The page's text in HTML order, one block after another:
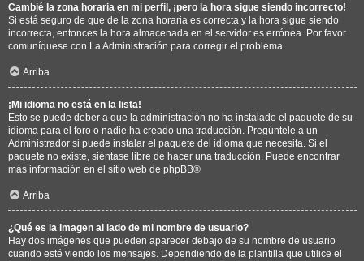
Cambié la zona horaria en mi perfil, ¡pero la hora sigue siendo incorrecto!
Si está seguro de que de la zona horaria es correcta y la hora sigue siendo
incorrecta, entonces la hora almacenada en el servidor es errónea. Por favor
comuníquese con La Administración para corregir el problema.
Arriba
¡Mi idioma no está en la lista!
Esto se puede deber a que la administración no ha instalado el paquete de su
idioma para el foro o nadie ha creado una traducción. Pregúntele a un
Administrador si puede instalar el paquete del idioma que necesita. Si el
paquete no existe, siéntase libre de hacer una traducción. Puede encontrar
más información en el sitio web de phpBB®
Arriba
¿Qué es la imagen al lado de mi nombre de usuario?
Hay dos imágenes que pueden aparecer debajo de su nombre de usuario
cuando esté viendo los mensajes. Dependiendo de la plantilla que utilice el